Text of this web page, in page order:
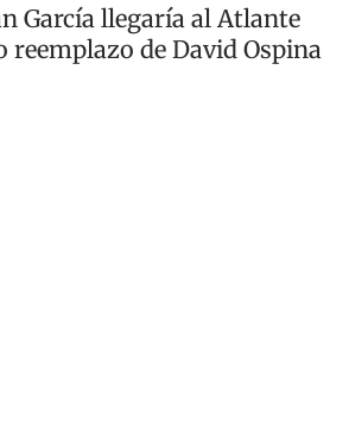
García llegaría al Atlante
reemplazo de David Ospina